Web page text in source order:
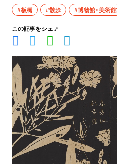
#板橋 #散歩 #博物館・美術館
この記事をシェア